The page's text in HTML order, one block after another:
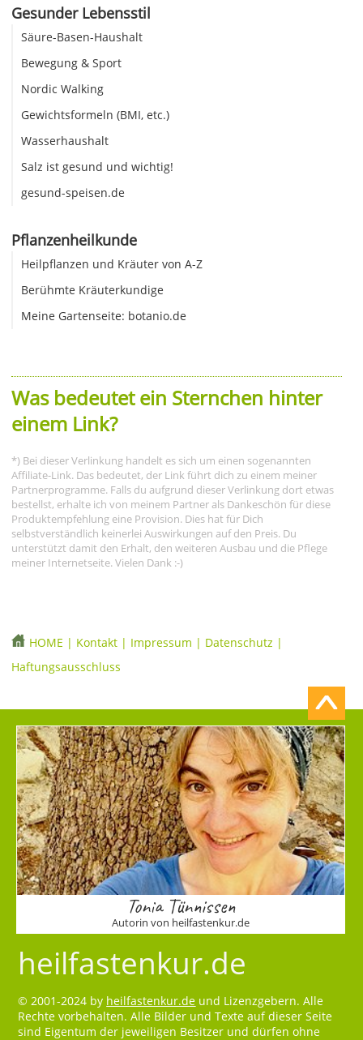
Gesunder Lebensstil
Säure-Basen-Haushalt
Bewegung & Sport
Nordic Walking
Gewichtsformeln (BMI, etc.)
Wasserhaushalt
Salz ist gesund und wichtig!
gesund-speisen.de
Pflanzenheilkunde
Heilpflanzen und Kräuter von A-Z
Berühmte Kräuterkundige
Meine Gartenseite: botanio.de
Was bedeutet ein Sternchen hinter
einem Link?
*) Bei dieser Verlinkung handelt es sich um einen sogenannten
Affiliate-Link. Das bedeutet, der Link führt dich zu einem meiner
Partnerprogramme. Falls du aufgrund dieser Verlinkung dort etwas
bestellst, erhalte ich von meinem Partner als Dankeschön für diese
Produktempfehlung eine Provision. Dies hat für Dich
selbstverständlich keinerlei Auswirkungen auf den Preis. Du
unterstützt damit den Erhalt, den weiteren Ausbau und die Pflege
meiner Internetseite. Vielen Dank :-)
HOME | Kontakt | Impressum | Datenschutz |
Haftungsausschluss
Tonia Tünnissen
Autorin von heilfastenkur.de
heilfastenkur.de
© 2001-2024 by heilfastenkur.de und Lizenzgebern. Alle
Rechte vorbehalten. Alle Bilder und Texte auf dieser Seite
sind Eigentum der jeweiligen Besitzer und dürfen ohne